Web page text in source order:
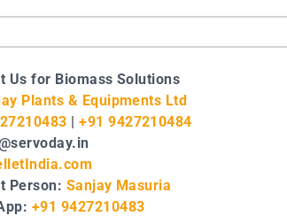
Us for Biomass Solutions
Plants & Equipments Ltd
|+91 9427210484
Person: Sanjay Masuria
+91 9427210483